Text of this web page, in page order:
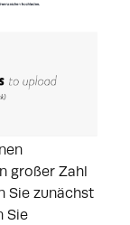
großer Zahl
Sie zunächst
Sie